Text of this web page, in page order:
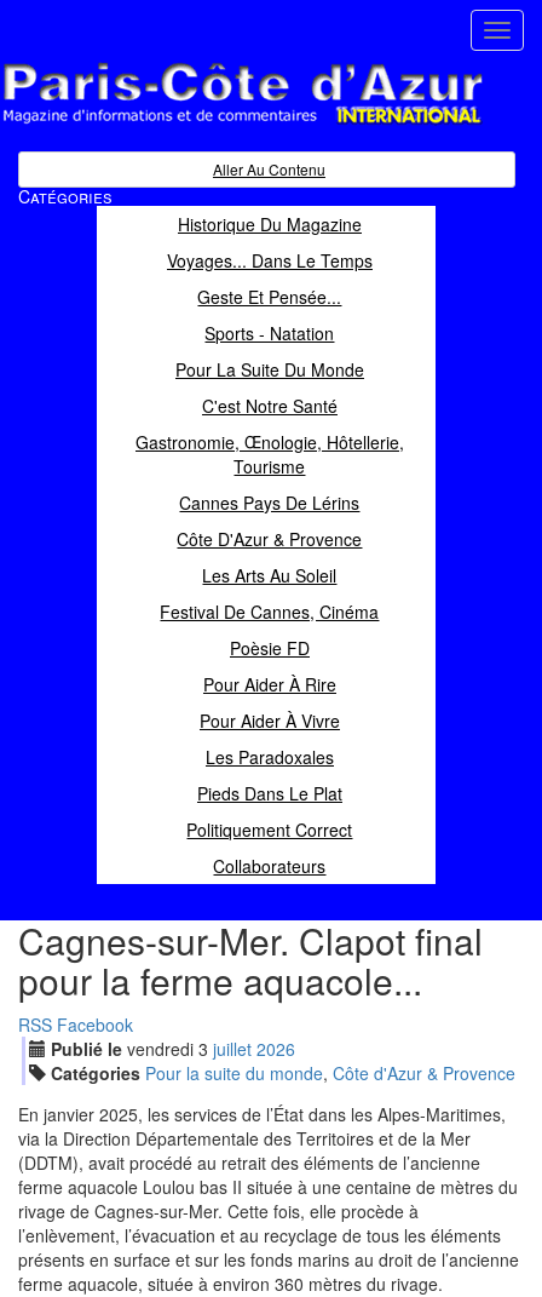
Magazine d'informations et de commentaires
Aller Au Contenu
Catégories
Historique Du Magazine
Voyages... Dans Le Temps
Geste Et Pensée...
Sports - Natation
Pour La Suite Du Monde
C'est Notre Santé
Gastronomie, Œnologie, Hôtellerie,
Tourisme
Cannes Pays De Lérins
Côte D'Azur & Provence
Les Arts Au Soleil
Festival De Cannes, Cinéma
Poèsie FD
Pour Aider À Rire
Pour Aider À Vivre
Les Paradoxales
Pieds Dans Le Plat
Politiquement Correct
Collaborateurs
Cagnes-sur-Mer. Clapot final
pour la ferme aquacole...
RSS Facebook
Publié le vendredi 3 juillet 2026
Catégories Pour la suite du monde, Côte d'Azur & Provence
En janvier 2025, les services de l’État dans les Alpes-Maritimes,
via la Direction Départementale des Territoires et de la Mer
(DDTM), avait procédé au retrait des éléments de l’ancienne
ferme aquacole Loulou bas II située à une centaine de mètres du
rivage de Cagnes-sur-Mer. Cette fois, elle procède à
l’enlèvement, l’évacuation et au recyclage de tous les éléments
présents en surface et sur les fonds marins au droit de l’ancienne
ferme aquacole, située à environ 360 mètres du rivage.